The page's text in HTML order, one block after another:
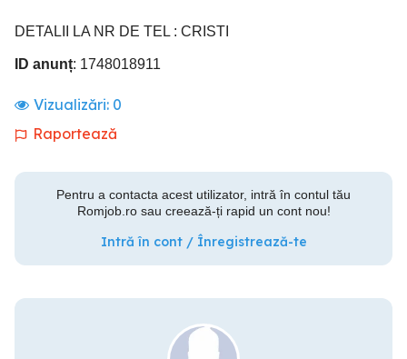
DETALII LA NR DE TEL : CRISTI
ID anunț: 1748018911
Vizualizări: 0
Raportează
Pentru a contacta acest utilizator, intră în contul tău
Romjob.ro sau creează-ți rapid un cont nou!
Intră în cont / Înregistrează-te